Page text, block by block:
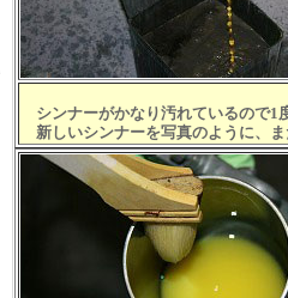
シンナーがかなり汚れているので1
新しいシンナーを写真のように、